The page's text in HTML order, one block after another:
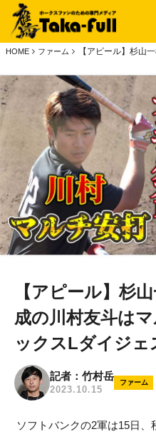
HOME ファーム 【アピール】杉山
【アピール】杉
成の川村友斗は
ックスLダイジェ
記者：竹村岳
2023.10.15
ファーム
ソフトバンクの2軍は15日、